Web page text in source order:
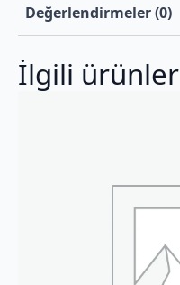
Değerlendirmeler (0)
İlgili ürünler